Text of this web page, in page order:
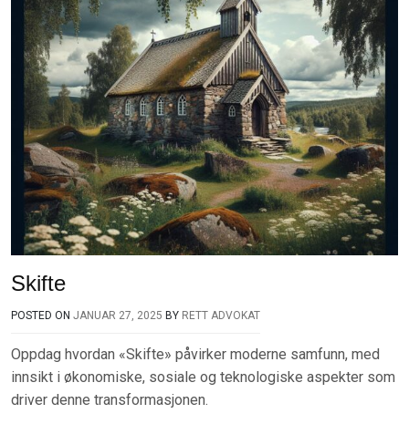
Skifte
POSTED ON JANUAR 27, 2025 BY RETT ADVOKAT
Oppdag hvordan «Skifte» påvirker moderne samfunn, med
innsikt i økonomiske, sosiale og teknologiske aspekter som
driver denne transformasjonen.